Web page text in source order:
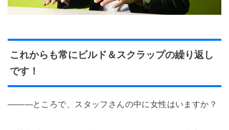
これからも常にビルド＆スクラップの繰り返し
です！
―――ところで、スタッフさんの中に女性はいますか？